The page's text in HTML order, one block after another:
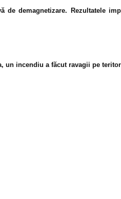
de demagnetizare. Rezultatele
un incendiu a făcut ravagii pe